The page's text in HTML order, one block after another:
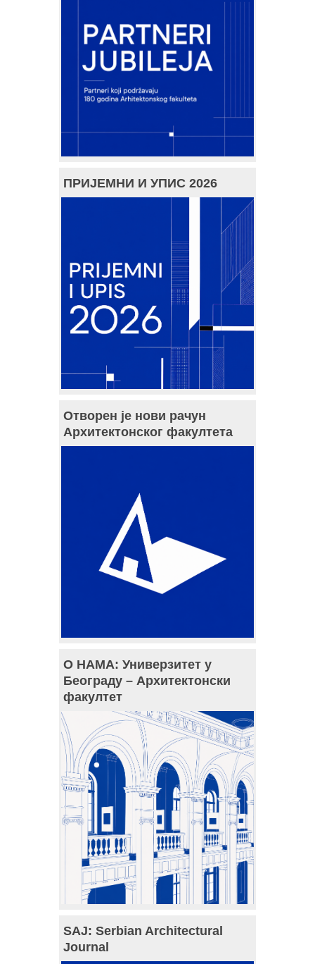
ПРИЈЕМНИ И УПИС 2026
Отворен је нови рачун
Архитектонског факултета
О НАМА: Универзитет у
Београду – Архитектонски
факултет
SAJ: Serbian Architectural
Journal